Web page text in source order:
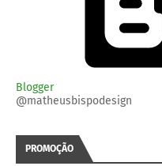
Blogger
@matheusbispodesign
PROMOÇÃO